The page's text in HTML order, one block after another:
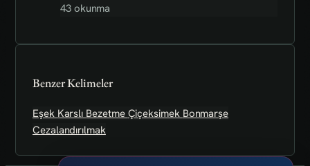
43 okunma
Benzer Kelimeler
Eşek Karslı Bezetme Çiçeksimek Bonmarşe
Cezalandırılmak